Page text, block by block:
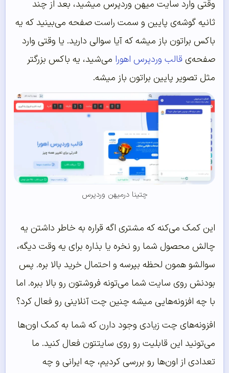
وقتی وارد سایت میهن وردپرس میشید، بعد از چند
ثانیه گوشه‌ی پایین و سمت راست صفحه می‌بینید که یه
باکس براتون باز میشه که آیا سوالی دارید. یا وقتی وارد
صفحه‌یقالب وردپرس اهورا می‌شید، یه باکس بزرگتر
مثل تصویر پایین براتون باز میشه.
چتینا درمیهن وردپرس
این کمک می‌کنه که مشتری اگه قراره به خاطر داشتن یه
چالش محصول شما رو نخره یا بذاره برای یه وقت دیگه،
سوالشو همون لحظه بپرسه و احتمال خرید بالا بره. پس
بودنش روی سایت شما می‌تونه فروشتون رو بالا ببره. اما
با چه افزونه‌هایی میشه چنین چت آنلاینی رو فعال کرد؟
افزونه‌های چت زیادی وجود دارن که شما به کمک اون‌ها
می‌تونید این قابلیت رو روی سایتتون فعال کنید. ما
تعدادی از اون‌ها رو بررسی کردیم، چه ایرانی و چه